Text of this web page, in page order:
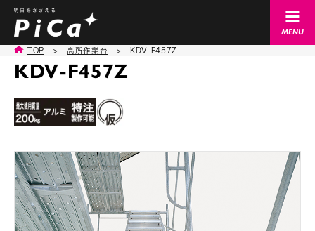
TOP > 高所作業台 > KDV-F457Z
KDV-F457Z